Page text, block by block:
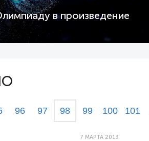
в произведение
96 97 98 99 100 101
7 МАРТА 2013